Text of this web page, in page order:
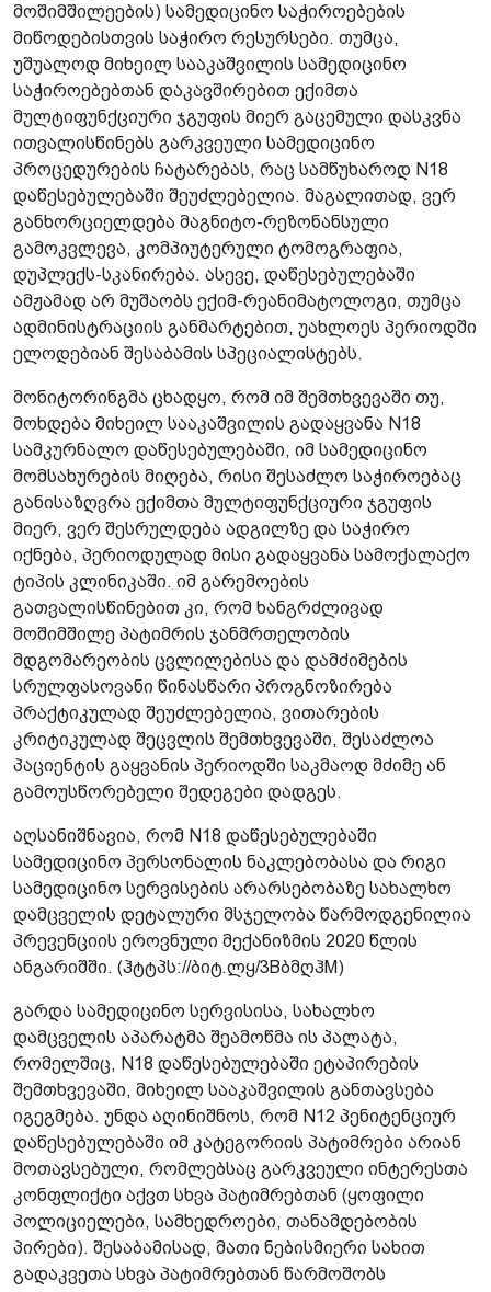
მოშიმშილეების) სამედიცინო საჭიროებების
მიწოდებისთვის საჭირო რესურსები. თუმცა,
უშუალოდ მიხეილ სააკაშვილის სამედიცინო
საჭიროებებთან დაკავშირებით ექიმთა
მულტიფუნქციური ჯგუფის მიერ გაცემული დასკვნა
ითვალისწინებს გარკვეული სამედიცინო
პროცედურების ჩატარებას, რაც სამწუხაროდ N18
დაწესებულებაში შეუძლებელია. მაგალითად, ვერ
განხორციელდება მაგნიტო-რეზონანსული
გამოკვლევა, კომპიუტერული ტომოგრაფია,
დუპლექს-სკანირება. ასევე, დაწესებულებაში
ამჟამად არ მუშაობს ექიმ-რეანიმატოლოგი, თუმცა
ადმინისტრაციის განმარტებით, უახლოეს პერიოდში
ელოდებიან შესაბამის სპეციალისტებს.
მონიტორინგმა ცხადყო, რომ იმ შემთხვევაში თუ,
მოხდება მიხეილ სააკაშვილის გადაყვანა N18
სამკურნალო დაწესებულებაში, იმ სამედიცინო
მომსახურების მიღება, რისი შესაძლო საჭიროებაც
განისაზღვრა ექიმთა მულტიფუნქციური ჯგუფის
მიერ, ვერ შესრულდება ადგილზე და საჭირო
იქნება, პერიოდულად მისი გადაყვანა სამოქალაქო
ტიპის კლინიკაში. იმ გარემოების
გათვალისწინებით კი, რომ ხანგრძლივად
მოშიმშილე პატიმრის ჯანმრთელობის
მდგომარეობის ცვლილებისა და დამძიმების
სრულფასოვანი წინასწარი პროგნოზირება
პრაქტიკულად შეუძლებელია, ვითარების
კრიტიკულად შეცვლის შემთხვევაში, შესაძლოა
პაციენტის გაყვანის პერიოდში საკმაოდ მძიმე ან
გამოუსწორებელი შედეგები დადგეს.
აღსანიშნავია, რომ N18 დაწესებულებაში
სამედიცინო პერსონალის ნაკლებობასა და რიგი
სამედიცინო სერვისების არარსებობაზე სახალხო
დამცველის დეტალური მსჯელობა წარმოდგენილია
პრევენციის ეროვნული მექანიზმის 2020 წლის
ანგარიშში. (ჰტტპს://ბიტ.ლყ/3BბმღჰM)
გარდა სამედიცინო სერვისისა, სახალხო
დამცველის აპარატმა შეამოწმა ის პალატა,
რომელშიც, N18 დაწესებულებაში ეტაპირების
შემთხვევაში, მიხეილ სააკაშვილის განთავსება
იგეგმება. უნდა აღინიშნოს, რომ N12 პენიტენციურ
დაწესებულებაში იმ კატეგორიის პატიმრები არიან
მოთავსებული, რომლებსაც გარკვეული ინტერესთა
კონფლიქტი აქვთ სხვა პატიმრებთან (ყოფილი
პოლიციელები, სამხედროები, თანამდებობის
პირები). შესაბამისად, მათი ნებისმიერი სახით
გადაკვეთა სხვა პატიმრებთან წარმოშობს